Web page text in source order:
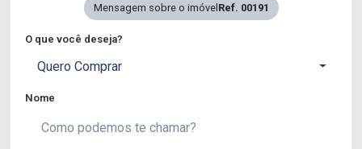
Mensagem sobre o imóvelRef. 00191
O que você deseja?
Quero Comprar
Nome